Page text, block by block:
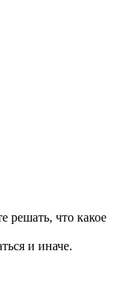
решать, что какое
и иначе.